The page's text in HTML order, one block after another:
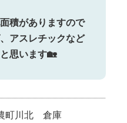
積がありますので
アスレチックなど
思います🏡
町川北 倉庫